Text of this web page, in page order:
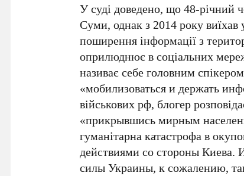
У суді доведено, що 48-річний
Суми, однак з 2014 року виїхав
поширення інформації з
оприлюднює в соціальних
називає себе головним
«мобилизоваться и держать
військових рф, блогер
«прикрывшись мирным
гуманітарна катастрофа в
действиями со стороны Киева.
силы Украины, к сожалению,